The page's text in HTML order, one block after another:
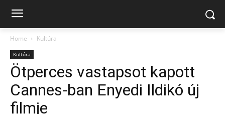
Home Kultúra
Kultúra
Ötperces vastapsot kapott
Cannes-ban Enyedi Ildikó új
filmje